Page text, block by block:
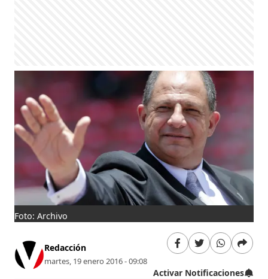
Foto: Archivo
Redacción
martes, 19 enero 2016 - 09:08
Activar Notificaciones